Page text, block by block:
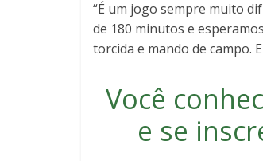
“É um jogo sempre muito
de 180 minutos e
torcida e mando de campo.
Você
e se